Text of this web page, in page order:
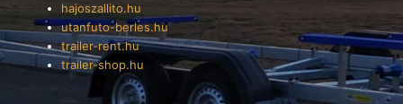
hajoszallito.hu
utanfuto-berles.hu
trailer-rent.hu
trailer-shop.hu